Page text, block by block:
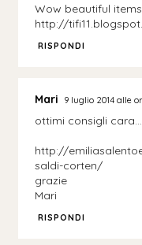
Wow beautiful
http://
RISPONDI
Mari 9 luglio 2014 alle
ottimi consigli
http://
saldi-corten/
grazie
Mari
RISPONDI